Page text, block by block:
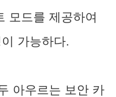
모드를 제공하여
가능하다.
아우르는 보안 카